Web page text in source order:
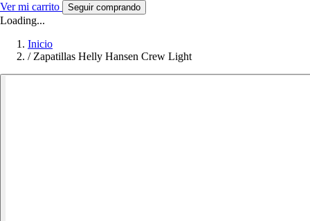
Ver mi carrito Seguir comprando
Loading...
Inicio
/ Zapatillas Helly Hansen Crew Light